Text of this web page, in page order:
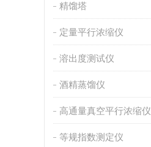
精馏塔
定量平行浓缩仪
溶出度测试仪
酒精蒸馏仪
高通量真空平行浓缩仪
等规指数测定仪